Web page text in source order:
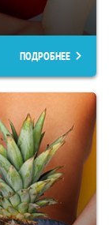
ПОДРОБНЕЕ